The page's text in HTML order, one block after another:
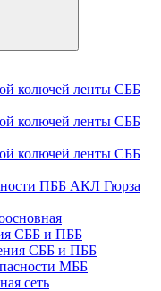
колючей ленты СББ
колючей ленты СББ
колючей ленты СББ
ПББ АКЛ Гюрза
СББ и ПББ
СББ и ПББ
МББ
сеть